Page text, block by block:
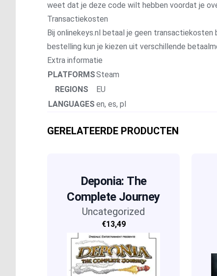
weet dat je deze code wilt hebben voordat je
Transactiekosten
Bij onlinekeys.nl betaal je geen
bestelling kun je kiezen uit verschillende
Extra informatie
PLATFORMSSteam
REGIONS
EU
LANGUAGES en, es, pl
GERELATEERDE PRODUCTEN
Deponia: The
Complete Journey
Uncategorized
€13,49